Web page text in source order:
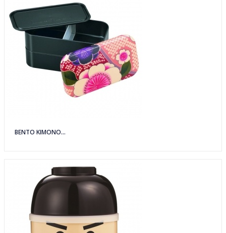
BENTO KIMONO...